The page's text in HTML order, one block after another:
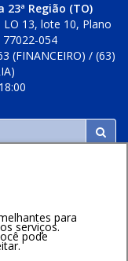
23ª Região (TO)
LO 13, lote 10, Plano
77022-054
(FINANCEIRO) / (63)
Voltar ao topo
para
serviços.
pode